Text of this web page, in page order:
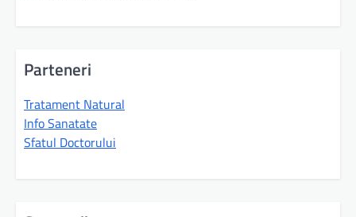
Parteneri
Tratament Natural
Info Sanatate
Sfatul Doctorului